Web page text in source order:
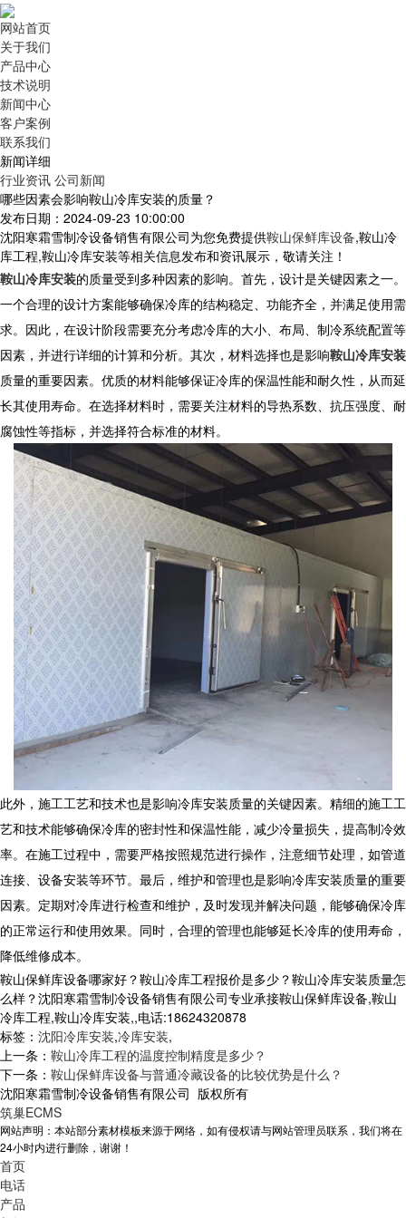
网站首页
关于我们
产品中心
技术说明
新闻中心
客户案例
联系我们
新闻详细
行业资讯 公司新闻
哪些因素会影响鞍山冷库安装的质量？
发布日期：2024-09-23 10:00:00
沈阳寒霜雪制冷设备销售有限公司为您免费提供鞍山保鲜库设备,鞍山冷
库工程,鞍山冷库安装等相关信息发布和资讯展示，敬请关注！
鞍山冷库安装的质量受到多种因素的影响。首先，设计是关键因素之一。
一个合理的设计方案能够确保冷库的结构稳定、功能齐全，并满足使用需
求。因此，在设计阶段需要充分考虑冷库的大小、布局、制冷系统配置等
因素，并进行详细的计算和分析。其次，材料选择也是影响鞍山冷库安装
质量的重要因素。优质的材料能够保证冷库的保温性能和耐久性，从而延
长其使用寿命。在选择材料时，需要关注材料的导热系数、抗压强度、耐
腐蚀性等指标，并选择符合标准的材料。
此外，施工工艺和技术也是影响冷库安装质量的关键因素。精细的施工工
艺和技术能够确保冷库的密封性和保温性能，减少冷量损失，提高制冷效
率。在施工过程中，需要严格按照规范进行操作，注意细节处理，如管道
连接、设备安装等环节。最后，维护和管理也是影响冷库安装质量的重要
因素。定期对冷库进行检查和维护，及时发现并解决问题，能够确保冷库
的正常运行和使用效果。同时，合理的管理也能够延长冷库的使用寿命，
降低维修成本。
鞍山保鲜库设备哪家好？鞍山冷库工程报价是多少？鞍山冷库安装质量怎
么样？沈阳寒霜雪制冷设备销售有限公司专业承接鞍山保鲜库设备,鞍山
冷库工程,鞍山冷库安装,,电话:18624320878
标签： 沈阳冷库安装,冷库安装,
上一条： 鞍山冷库工程的温度控制精度是多少？
下一条： 鞍山保鲜库设备与普通冷藏设备的比较优势是什么？
沈阳寒霜雪制冷设备销售有限公司 版权所有
筑巢ECMS
网站声明：本站部分素材模板来源于网络，如有侵权请与网站管理员联系，我们将在
24小时内进行删除，谢谢！
首页
电话
产品